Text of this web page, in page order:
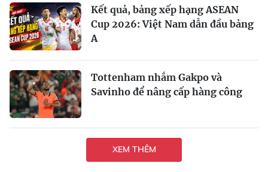
Kết quả, bảng xếp hạng ASEAN
Cup 2026: Việt Nam dẫn đầu bảng
A
Tottenham nhắm Gakpo và
Savinho để nâng cấp hàng công
XEM THÊM